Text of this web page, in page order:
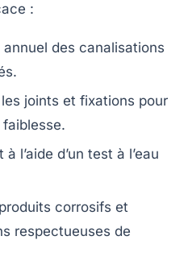
:
des canalisations
joints et fixations pour
l’aide d’un test à l’eau
corrosifs et
respectueuses de